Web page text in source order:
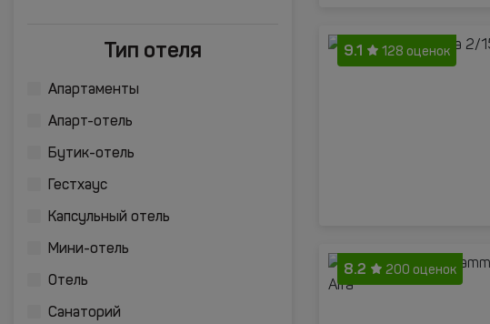
Тип отеля
Апартаменты
Апарт-отель
Бутик-отель
Гестхаус
Капсульный отель
Мини-отель
Отель
Санаторий
9.1 128 оценок
8.2 200 оценок